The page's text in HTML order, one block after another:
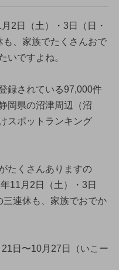
2日（土）・3日（日・
、家族でたくさんおで
いですよね。
録されている97,000件
岡県の沼津周辺（沼
スポットランキング
たくさんありますの
11月2日（土）・3日
三連休も、家族でおでか
日〜10月27日（いこー